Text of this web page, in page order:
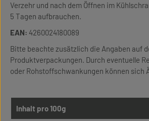
Verzehr und nach dem Öffnen im
5 Tagen aufbrauchen.
EAN: 4260024180089
Bitte beachte zusätzlich die Angaben auf
Produktverpackungen. Durch eventuelle
oder Rohstoffschwankungen können sich
Inhalt pro 100g